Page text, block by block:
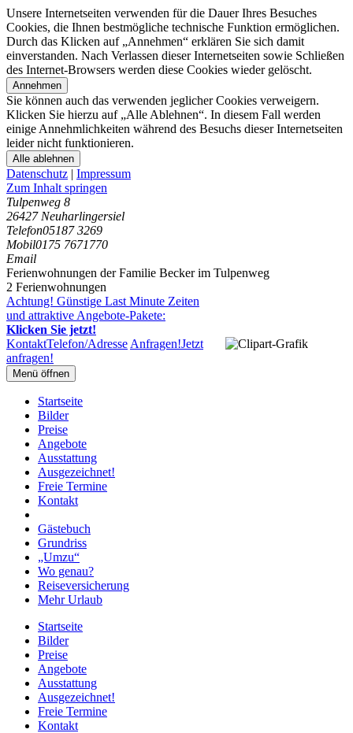
Unsere Internetseiten verwenden für die Dauer Ihres Besuches
Cookies, die Ihnen bestmögliche technische Funktion ermöglichen.
Durch das Klicken auf „Annehmen“ erklären Sie sich damit
einverstanden. Nach Verlassen dieser Internetseiten sowie Schließen
des Internet-Browsers werden diese Cookies wieder gelöscht.
Annehmen
Sie können auch das verwenden jeglicher Cookies verweigern.
Klicken Sie hierzu auf „Alle Ablehnen“. In diesem Fall werden
einige Annehmlichkeiten während des Besuchs dieser Internetseiten
leider nicht funktionieren.
Alle ablehnen
Datenschutz | Impressum
Zum Inhalt springen
Tulpenweg 8
26427 Neuharlingersiel
Telefon05187 3269
Mobil0175 7671770
Email
Ferienwohnungen der Familie Becker im Tulpenweg
2 Ferienwohnungen
Achtung! Günstige Last Minute Zeiten
und attraktive Angebote-Pakete:
Klicken Sie jetzt!
KontaktTelefon/Adresse Anfragen!Jetzt
anfragen!
Menü öffnen
Startseite
Bilder
Preise
Angebote
Ausstattung
Ausgezeichnet!
Freie Termine
Kontakt
Gästebuch
Grundriss
„Umzu“
Wo genau?
Reiseversicherung
Mehr Urlaub
Startseite
Bilder
Preise
Angebote
Ausstattung
Ausgezeichnet!
Freie Termine
Kontakt